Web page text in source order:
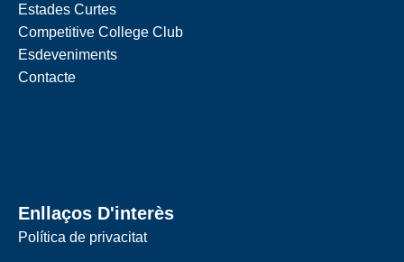
Estades Curtes
Competitive College Club
Esdeveniments
Contacte
Enllaços D'interès
Política de privacitat